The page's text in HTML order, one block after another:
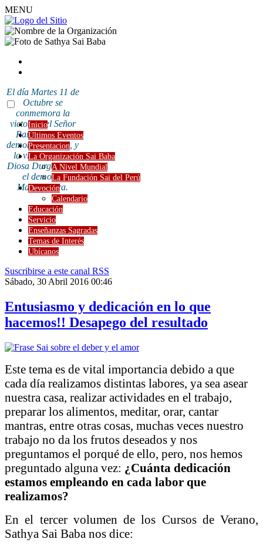
MENU
El día Martes 11 de
Octubre se
conmemora la
victoria del Señor
Rama sobre el
demonio Ravana, y
la victoria de la
Diosa Durga sobre
el demonio
Mahishasura.
Inicio
Últimos Eventos
Presentacion
La Organización Sai Baba
A Nivel Mundial
La Fundación Sai del Perú
Devoción
Calendario
Educación
Servicio
Enseñanzas Sagradas
Temas de Interés
Ubícanos
Suscribirse a este canal RSS
Sábado, 30 Abril 2016 00:46
Entusiasmo y dedicación en lo que
hacemos!! Desapego del resultado
Este tema es de vital importancia debido a que
cada día realizamos distintas labores, ya sea asear
nuestra casa, realizar actividades en el trabajo,
preparar los alimentos, meditar, orar, cantar
mantras, entre otras cosas, muchas veces nuestro
trabajo no da los frutos deseados y nos
preguntamos el porqué de ello, pero, nos hemos
preguntado alguna vez: ¿Cuánta dedicación
estamos empleando en cada labor que
realizamos?
En el tercer volumen de los Cursos de Verano,
Sathya Sai Baba nos dice: